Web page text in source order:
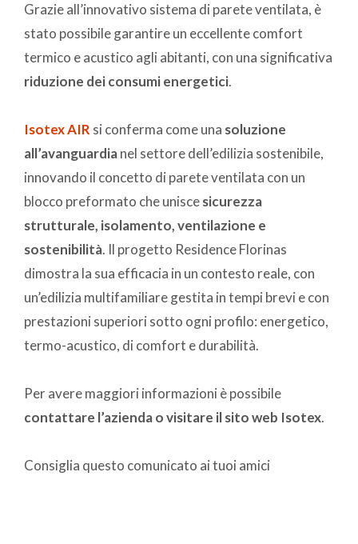
Grazie all’innovativo sistema di parete ventilata, è
stato possibile garantire un eccellente comfort
termico e acustico agli abitanti, con una significativa
riduzione dei consumi energetici.
Isotex AIR si conferma come una soluzione
all’avanguardianel settore dell’edilizia sostenibile,
innovando il concetto di parete ventilata con un
blocco preformato che uniscesicurezza
strutturale, isolamento, ventilazione e
sostenibilità. Il progetto Residence Florinas
dimostra la sua efficacia in un contesto reale, con
un’edilizia multifamiliare gestita in tempi brevi e con
prestazioni superiori sotto ogni profilo: energetico,
termo-acustico, di comfort e durabilità.
Per avere maggiori informazioni è possibile
contattare l’azienda o visitare il sito web Isotex.
Consiglia questo comunicato ai tuoi amici